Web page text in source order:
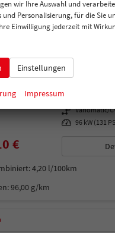
i Hybrid 130PS/96kW
Getriebe Variomatic/
Leistung 96 kW (131
€
4,20 l/100km
96,00 g/km
wir Ihre Auswahl und
und Personalisierung, für die Sie
Einwilligung jederzeit mit
Einstellungen
Impressum